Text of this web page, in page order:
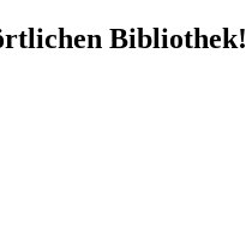
Bibliothek!